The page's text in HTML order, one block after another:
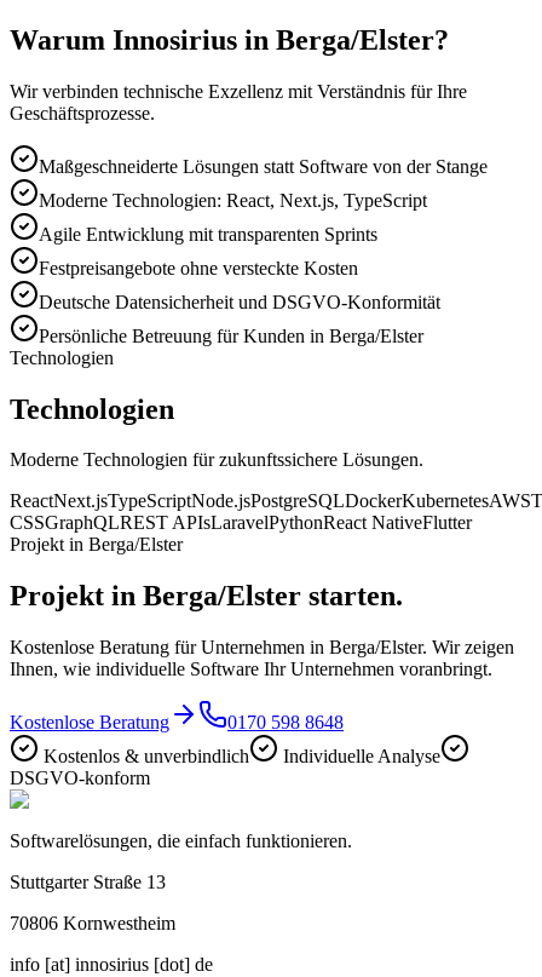
Warum Innosirius in Berga/Elster?
Wir verbinden technische Exzellenz mit Verständnis für Ihre
Geschäftsprozesse.
Maßgeschneiderte Lösungen statt Software von der Stange
Moderne Technologien: React, Next.js, TypeScript
Agile Entwicklung mit transparenten Sprints
Festpreisangebote ohne versteckte Kosten
Deutsche Datensicherheit und DSGVO-Konformität
Persönliche Betreuung für Kunden in Berga/Elster
Technologien
Technologien
Moderne Technologien für zukunftssichere Lösungen.
ReactNext.jsTypeScriptNode.jsPostgreSQLDockerKubernetesAWS
CSSGraphQLREST APIsLaravelPythonReact NativeFlutter
Projekt in Berga/Elster
Projekt in Berga/Elster starten.
Kostenlose Beratung für Unternehmen in Berga/Elster. Wir zeigen
Ihnen, wie individuelle Software Ihr Unternehmen voranbringt.
Kostenlose Beratung
0170 598 8648
Kostenlos & unverbindlich
Individuelle Analyse
DSGVO-konform
Softwarelösungen, die einfach funktionieren.
Stuttgarter Straße 13
70806 Kornwestheim
info [at] innosirius [dot] de